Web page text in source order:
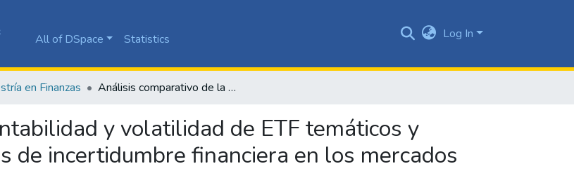
All of DSpace Statistics Log In
en Finanzas Análisis comparativo de la rentabilidad y volatilidad de ETF temáticos y tradicionales durante periodos de incertidumbre financiera en los mercados internacionales
y volatilidad de ETF temáticos y
de incertidumbre financiera en los mercados